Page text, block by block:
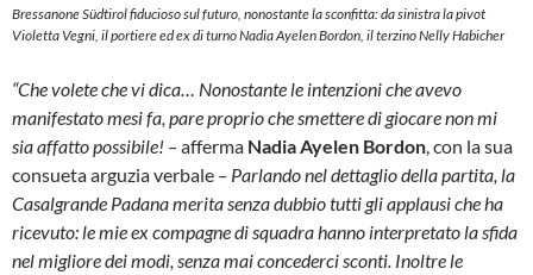
Bressanone Südtirol fiducioso sul futuro, nonostante la sconfitta: da sinistra la pivot
Violetta Vegni, il portiere ed ex di turno Nadia Ayelen Bordon, il terzino Nelly Habicher
“Che volete che vi dica… Nonostante le intenzioni che avevo
manifestato mesi fa, pare proprio che smettere di giocare non mi
sia affatto possibile! –afferma Nadia Ayelen Bordon , con la sua
consueta arguzia verbale – Parlando nel dettaglio della partita, la
Casalgrande Padana merita senza dubbio tutti gli applausi che ha
ricevuto: le mie ex compagne di squadra hanno interpretato la sfida
nel migliore dei modi, senza mai concederci sconti. Inoltre le